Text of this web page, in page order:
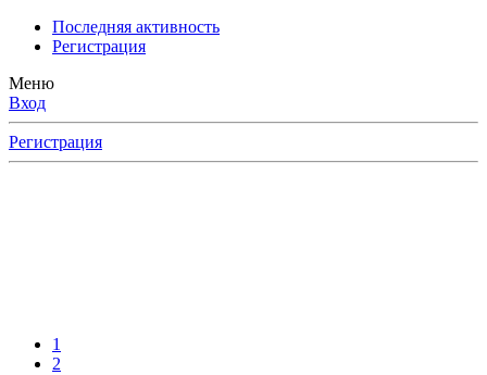
Последняя активность
Регистрация
Меню
Вход
Регистрация
1
2